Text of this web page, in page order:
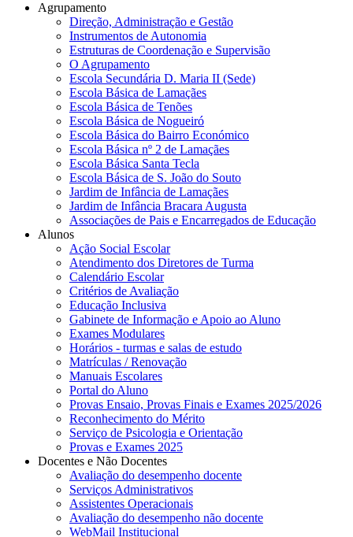
Agrupamento
Direção, Administração e Gestão
Instrumentos de Autonomia
Estruturas de Coordenação e Supervisão
O Agrupamento
Escola Secundária D. Maria II (Sede)
Escola Básica de Lamaçães
Escola Básica de Tenões
Escola Básica de Nogueiró
Escola Básica do Bairro Económico
Escola Básica nº 2 de Lamaçães
Escola Básica Santa Tecla
Escola Básica de S. João do Souto
Jardim de Infância de Lamaçães
Jardim de Infância Bracara Augusta
Associações de Pais e Encarregados de Educação
Alunos
Ação Social Escolar
Atendimento dos Diretores de Turma
Calendário Escolar
Critérios de Avaliação
Educação Inclusiva
Gabinete de Informação e Apoio ao Aluno
Exames Modulares
Horários - turmas e salas de estudo
Matrículas / Renovação
Manuais Escolares
Portal do Aluno
Provas Ensaio, Provas Finais e Exames 2025/2026
Reconhecimento do Mérito
Serviço de Psicologia e Orientação
Provas e Exames 2025
Docentes e Não Docentes
Avaliação do desempenho docente
Serviços Administrativos
Assistentes Operacionais
Avaliação do desempenho não docente
WebMail Institucional